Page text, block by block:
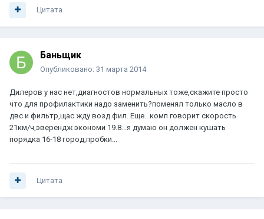
Цитата
Баньщик
Опубликовано: 31 марта 2014
Дилеров у нас нет,диагностов нормальных тоже,скажите просто
что для профилактики надо заменить?поменял только масло в
двс и фильтр,щас жду возд.фил. Еще...комп говорит скорость
21км/ч,эверендж экономи 19.8...я думаю он должен кушать
порядка 16-18 город,пробки...
Цитата